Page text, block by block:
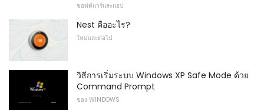
ซอฟต์แวร์และแอป
Nest คืออะไร?
ใหม่และต่อไป
วิธีการเริ่มระบบ Windows XP Safe Mode ด้วย
Command Prompt
ของ WINDOWS